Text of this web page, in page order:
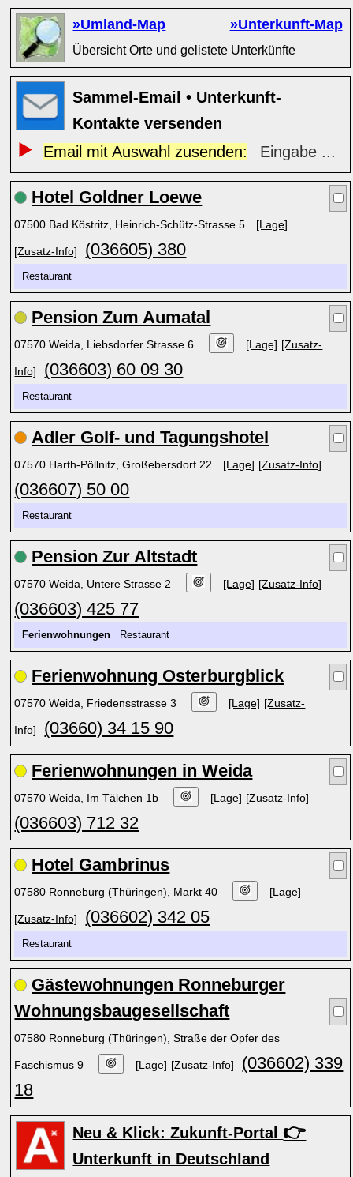
»Umland-Map »Unterkunft-Map
Übersicht Orte und gelistete Unterkünfte
Sammel-Email • Unterkunft-
Kontakte versenden
Email mit Auswahl zusenden:
Eingabe ...
Hotel Goldner Loewe
07500 Bad Köstritz, Heinrich-Schütz-Strasse 5 [Lage]
[Zusatz-Info] (036605) 380
Restaurant
Pension Zum Aumatal
07570 Weida, Liebsdorfer Strasse 6 [Lage] [Zusatz-
Info] (036603) 60 09 30
Restaurant
Adler Golf- und Tagungshotel
07570 Harth-Pöllnitz, Großebersdorf 22 [Lage] [Zusatz-Info]
(036607) 50 00
Restaurant
Pension Zur Altstadt
07570 Weida, Untere Strasse 2 [Lage] [Zusatz-Info]
(036603) 425 77
Ferienwohnungen Restaurant
Ferienwohnung Osterburgblick
07570 Weida, Friedensstrasse 3 [Lage] [Zusatz-
Info] (03660) 34 15 90
Ferienwohnungen in Weida
07570 Weida, Im Tälchen 1b [Lage] [Zusatz-Info]
(036603) 712 32
Hotel Gambrinus
07580 Ronneburg (Thüringen), Markt 40 [Lage]
[Zusatz-Info] (036602) 342 05
Restaurant
Gästewohnungen Ronneburger
Wohnungsbaugesellschaft
07580 Ronneburg (Thüringen), Straße der Opfer des
Faschismus 9 [Lage] [Zusatz-Info]
(036602) 339
18
Neu & Klick: Zukunft-Portal 👉
Unterkunft in Deutschland